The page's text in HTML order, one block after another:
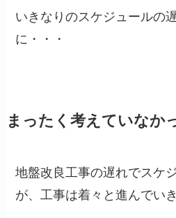
いきなりのスケジュールの
に・・・
まったく考えていなか
地盤改良工事の遅れでスケ
が、工事は着々と進んでいき